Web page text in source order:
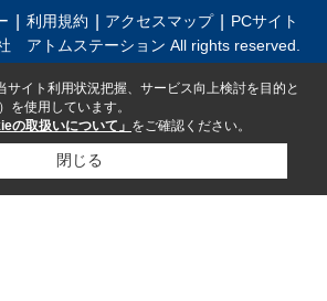
利用規約 アクセスマップ
PCサイト
アトムステーション All rights reserved.
サイト利用状況把握、サービス向上検討を目的と
を使用しています。
の取扱いについて」 をご確認ください。
閉じる